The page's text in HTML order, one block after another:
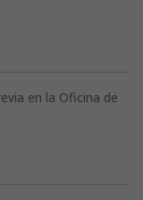
en la Oficina de